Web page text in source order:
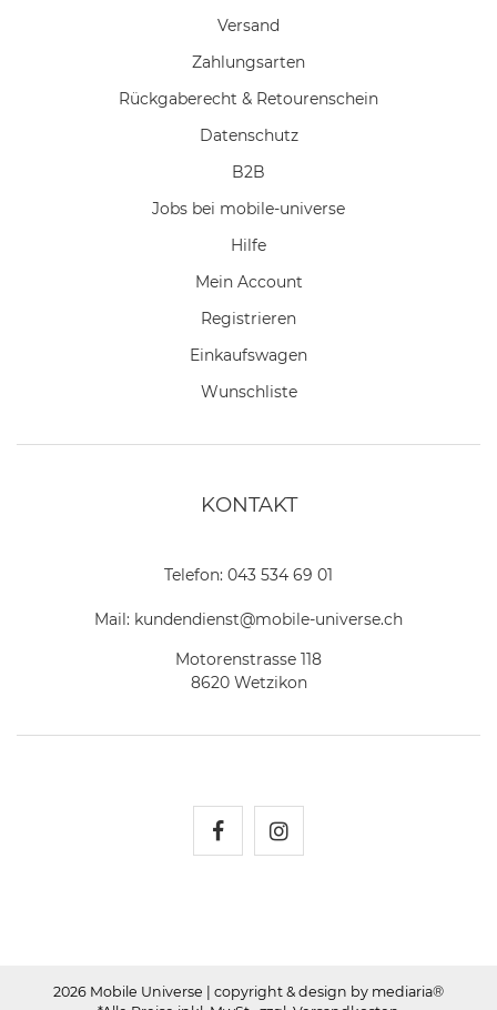
Versand
Zahlungsarten
Rückgaberecht & Retourenschein
Datenschutz
B2B
Jobs bei mobile-universe
Hilfe
Mein Account
Registrieren
Einkaufswagen
Wunschliste
KONTAKT
Telefon: 043 534 69 01
Mail: kundendienst@mobile-universe.ch
Motorenstrasse 118
8620 Wetzikon
2026 Mobile Universe | copyright & design by mediaria®